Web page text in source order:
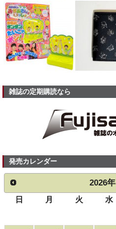
雑誌の定期購読なら
発売カレンダー
2026年
日 月 火 水